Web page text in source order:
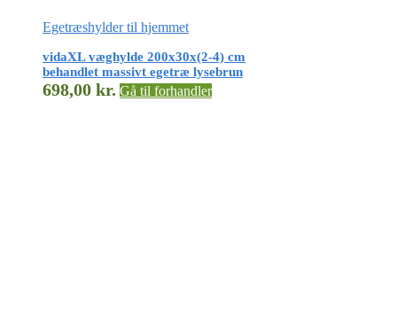
Egetræshylder til hjemmet
vidaXL væghylde 200x30x(2-4) cm
behandlet massivt egetræ lysebrun
698,00 kr. Gå til forhandler